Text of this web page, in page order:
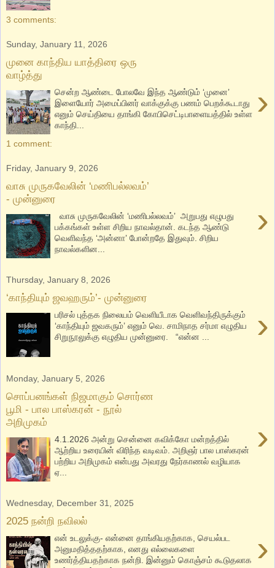
3 comments:
Sunday, January 11, 2026
முனை காந்திய யாத்திரை ஒரு
வாழ்த்து
›
சென்ற ஆண்டை போலவே இந்த ஆண்டும் ‘முனை’
இளையோர் அமைப்பினர் வாக்குக்கு பணம் பெறக்கூடாது
எனும் செய்தியை தாங்கி கோபிசெட்டிபாளையத்தில் உள்ள
காந்தி...
1 comment:
Friday, January 9, 2026
வாசு முருகவேலின் ‘மணிபல்லவம்’
- முன்னுரை
›
வாசு முருகவேலின் ‘மணிபல்லவம்’ அறுபது எழுபது
பக்கங்கள் உள்ள சிறிய நாவல்தான். கடந்த ஆண்டு
வெளிவந்த ‘அன்னா’ போன்றதே இதுவும். சிறிய
நாவல்களின...
Thursday, January 8, 2026
‘காந்தியும் ஜவஹரும்’- முன்னுரை
›
பரிசல் புத்தக நிலையம் வெளியீடாக வெளிவந்திருக்கும்
‘காந்தியும் ஜவகரும்’ எனும் வெ. சாமிநாத சர்மா எழுதிய
சிறுநூலுக்கு எழுதிய முன்னுரை. “என்ன ...
Monday, January 5, 2026
சொப்பனங்கள் நிஜமாகும் சொர்ண
பூமி - பால பாஸ்கரன் - நூல்
அறிமுகம்
›
4.1.2026 அன்று சென்னை கவிக்கோ மன்றத்தில்
ஆற்றிய உரையின் விரிந்த வடிவம். அறிஞர் பால பாஸ்கரன்
பற்றிய அறிமுகம் என்பது அவரது நேர்காணல் வழியாக
ஏ...
Wednesday, December 31, 2025
2025 நன்றி நவிலல்
›
என் உடலுக்கு- என்னை தாங்கியதற்காக, செயல்பட
அனுமதித்ததற்காக, எனது எல்லைகளை
உணர்த்தியதற்காக நன்றி. இன்னும் கொஞ்சம் கூடுதலாக